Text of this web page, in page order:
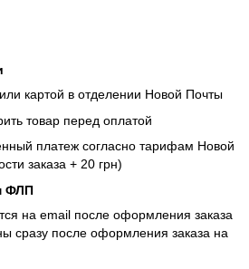
картой в отделении Новой Почты
товар перед оплатой
платеж согласно тарифам Новой
заказа + 20 грн)
ФЛП
на email после оформления заказа
сразу после оформления заказа на